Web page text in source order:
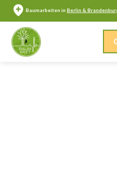
Baumarbeiten inBerlin &